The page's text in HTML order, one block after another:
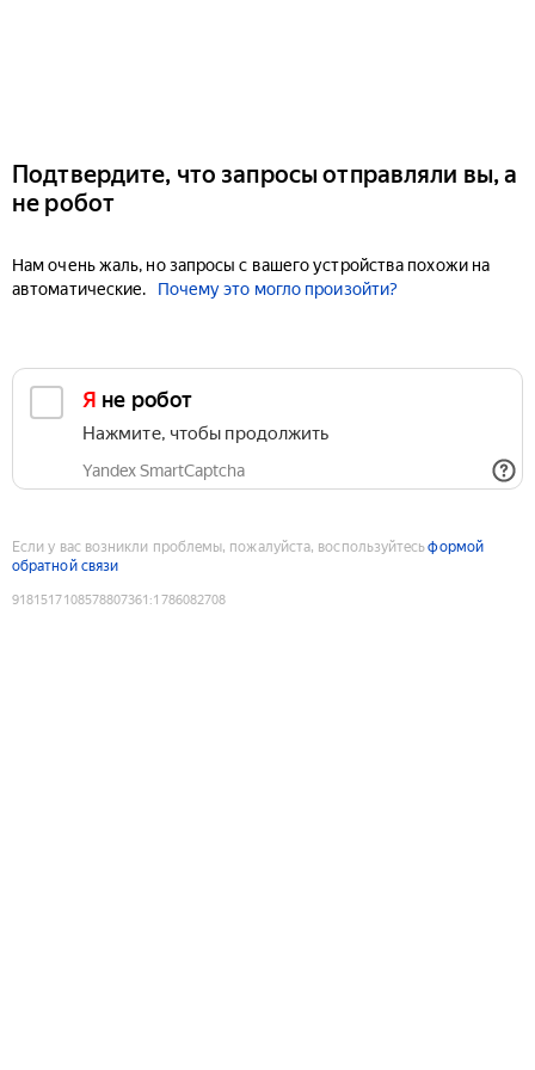
Подтвердите, что запросы отправляли вы, а
не робот
Нам очень жаль, но запросы с вашего устройства похожи на
автоматические.
Почему это могло произойти?
Я не робот
Нажмите, чтобы продолжить
Yandex SmartCaptcha
Если у вас возникли проблемы, пожалуйста, воспользуйтесьформой
обратной связи
9181517108578807361 :1786082708